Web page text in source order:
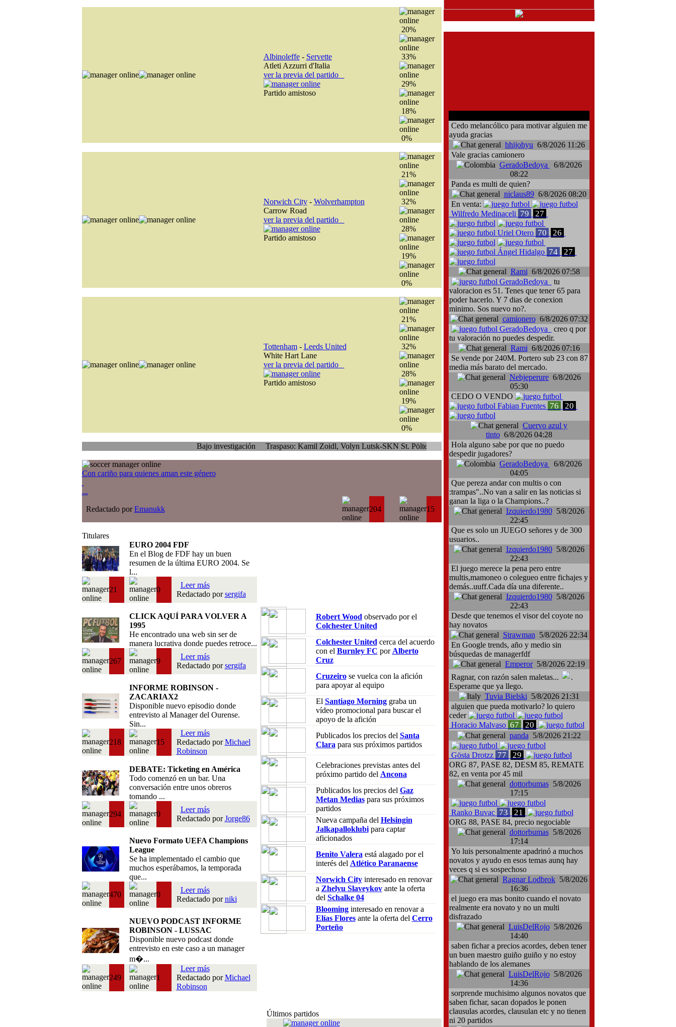
Albinoleffe- Servette
Atleti Azzurri d'Italia
ver la previa del partido
Partido amistoso
20%
33%
29%
18%
0%
Norwich City- Wolverhampton
Carrow Road
ver la previa del partido
Partido amistoso
21%
32%
28%
19%
0%
Tottenham- Leeds United
White Hart Lane
ver la previa del partido
Partido amistoso
21%
32%
28%
19%
0%
Bajo investigación Traspaso: Kamil Zoidl, Volyn Lutsk-SKN St. Pölten
Con cariño para quienes aman este género
...
Redactado porEmanukk 204 15
Titulares
EURO 2004 FDF
En el Blog de FDF hay un buen
resumen de la última EURO 2004. Se
l...
21 0
Leer más
Redactado porsergifa
CLICK AQUÍ PARA VOLVER A
1995
He encontrado una web sin ser de
manera lucrativa donde puedes retroce...
267 9
Leer más
Redactado porsergifa
INFORME ROBINSON -
ZACARIAX2
Disponible nuevo episodio donde
entrevisto al Manager del Ourense.
Sin...
218 15
Leer más
Redactado porMichael
Robinson
DEBATE: Ticketing en América
Todo comenzó en un bar. Una
conversación entre unos obreros
tomando ...
294 0
Leer más
Redactado porJorge86
Nuevo Formato UEFA Champions
League
Se ha implementado el cambio que
muchos esperábamos, la temporada
que...
470 0
Leer más
Redactado porniki
NUEVO PODCAST INFORME
ROBINSON - LUSSAC
Disponible nuevo podcast donde
entrevisto en este caso a un manager
m�...
249 1
Leer más
Redactado porMichael
Robinson
Robert Wood observado por el
Colchester United
Colchester United cerca del acuerdo
con el Burnley FC por Alberto
Cruz
Cruzeirose vuelca con la afición
para apoyar al equipo
El Santiago Morninggraba un
vídeo promocional para buscar el
apoyo de la afición
Publicados los precios del Santa
Clara para sus próximos partidos
Celebraciones previstas antes del
próximo partido del Ancona
Publicados los precios del Gaz
Metan Mediaspara sus próximos
partidos
Nueva campaña del Helsingin
Jalkapalloklubipara captar
aficionados
Benito Valera está alagado por el
interés del Atlético Paranaense
Norwich Cityinteresado en renovar
a Zhelyu Slaveykovante la oferta
del Schalke 04
Bloominginteresado en renovar a
Elías Floresante la oferta del Cerro
Porteño
Últimos partidos
Cedo melancólico para motivar alguien me
ayuda gracias
hhijohyu 6/8/2026 11:26
Vale gracias camionero
GeradoBedoya
6/8/2026
08:22
Panda es multi de quien?
niclaus896/8/2026 08:20
En venta:
Wilfredo Medinaceli 79 27
Uriel Otero 70 26
Ángel Hidalgo 74 27
Rami 6/8/2026 07:58
GeradoBedoya
tu
valoracion es 51. Tenes que tener 65 para
poder hacerlo. Y 7 dias de conexion
minimo. Sos nuevo no?.
camionero6/8/2026 07:32
GeradoBedoya
creo q por
tu valoración no puedes despedir.
Rami 6/8/2026 07:16
Se vende por 240M. Portero sub 23 con 87
media más barato del mercado.
Nebjeperure6/8/2026
05:30
CEDO O VENDO
Fabian Fuentes 76 20
Cuervo azul y
tinto6/8/2026 04:28
Hola alguno sabe por que no puedo
despedir jugadores?
GeradoBedoya
6/8/2026
04:05
Que pereza andar con multis o con
:trampas"..No van a salir en las noticias si
ganan la liga o la Champions..?
Izquierdo19805/8/2026
22:45
Que es solo un JUEGO señores y de 300
usuarios..
Izquierdo19805/8/2026
22:43
El juego merece la pena pero entre
multis,mamoneo o colegueo entre fichajes y
demás..uuff.Cada día una diferente..
Izquierdo19805/8/2026
22:43
Desde que tenemos el visor del coyote no
hay novatos
Strawman 5/8/2026 22:34
En Google trends, año y medio sin
búsquedas de managerfdf
Emperor5/8/2026 22:19
Ragnar, con razón salen maletas...
.
Esperame que ya llego.
Tuvia Bielski 5/8/2026 21:31
alguien que pueda motivarlo? lo quiero
ceder
Horacio Malvaso 67 20
panda 5/8/2026 21:22
Gösta Drotzz 77 29
ORG 87, PASE 82, DESM 85, REMATE
82, en venta por 45 mil
dottorbumas5/8/2026
17:15
Ranko Buvac 73 21
ORG 88, PASE 84, precio negociable
dottorbumas5/8/2026
17:14
Yo luis personalmente apadrinó a muchos
novatos y ayudo en esos temas aunq hay
veces q si es sospechoso
Ragnar Lodbrok 5/8/2026
16:36
el juego era mas bonito cuando el novato
realmente era novato y no un multi
disfrazado
LuisDelRojo5/8/2026
14:40
saben fichar a precios acordes, deben tener
un buen maestro guiño guiño y no estoy
hablando de los alemanes
LuisDelRojo5/8/2026
14:36
sorprende muchisimo algunos novatos que
saben fichar, sacan dopados le ponen
clausulas acordes, clausulan etc y no tienen
ni 20 partidos